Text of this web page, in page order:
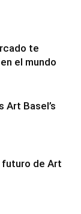
te
el mundo
Art Basel’s
futuro de Art